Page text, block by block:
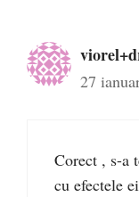
27
Corect , s-a
cu efectele